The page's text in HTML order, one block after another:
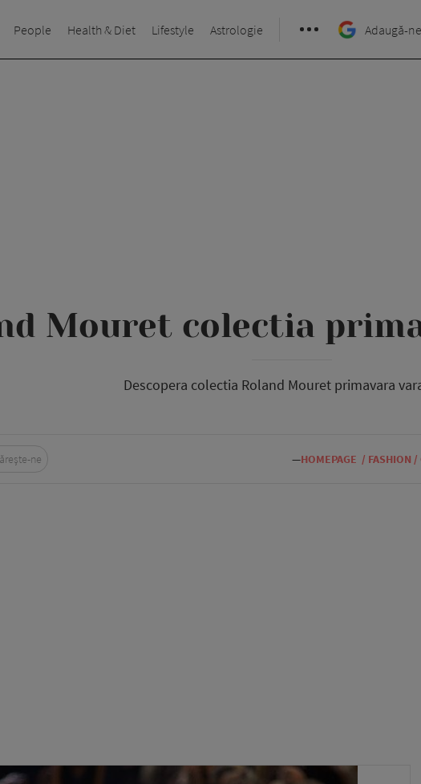
People Health & Diet Lifestyle Astrologie Adaugă-
Mouret colectia
Descopera colectia Roland Mouret primavara
—HOMEPAGE / FASHION /
ne